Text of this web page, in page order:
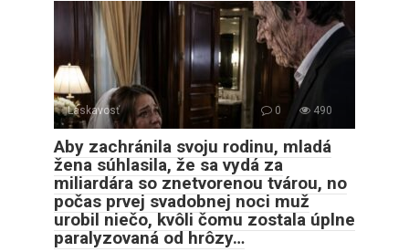
Láskavosť 0 490
Aby zachránila svoju rodinu, mladá
žena súhlasila, že sa vydá za
miliardára so znetvorenou tvárou, no
počas prvej svadobnej noci muž
urobil niečo, kvôli čomu zostala úplne
paralyzovaná od hrôzy…